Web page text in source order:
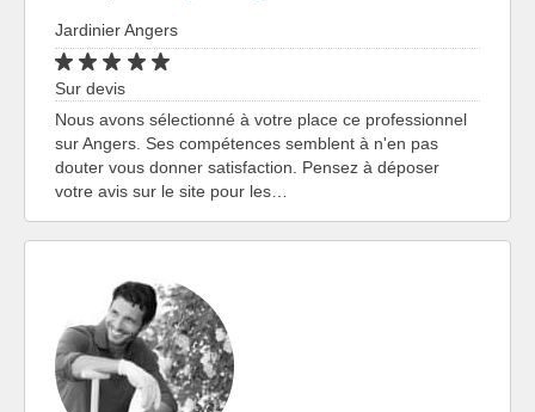
Jardinier Angers
Sur devis
Nous avons sélectionné à votre place ce professionnel
sur Angers. Ses compétences semblent à n'en pas
douter vous donner satisfaction. Pensez à déposer
votre avis sur le site pour les…